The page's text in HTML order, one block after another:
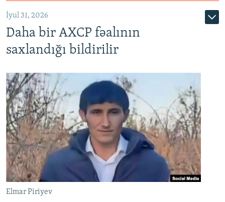
İyul 31, 2026
Daha bir AXCP fəalının
saxlandığı bildirilir
Elmar Piriyev